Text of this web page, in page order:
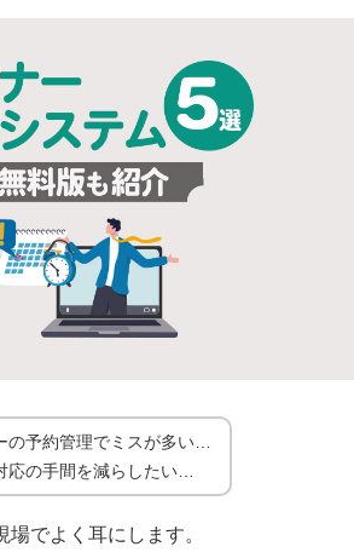
の予約管理でミスが多い…
応の手間を減らしたい…
場でよく耳にします。